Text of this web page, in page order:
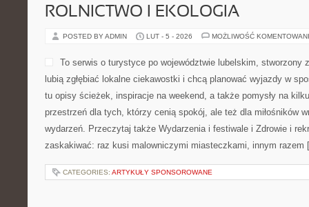
ROLNICTWO I EKOLOGIA
POSTED BY ADMIN LUT - 5 - 2026 MOŻLIWOŚĆ
To serwis o turystyce po województwie lubelskim, stworzony
lubią zgłębiać lokalne ciekawostki i chcą planować wyjazdy w
tu opisy ścieżek, inspiracje na weekend, a także pomysły na
przestrzeń dla tych, którzy cenią spokój, ale też dla miłośników
wydarzeń. Przeczytaj także Wydarzenia i festiwale i Zdrowie i
zaskakiwać: raz kusi malowniczymi miasteczkami, innym
CATEGORIES: ARTYKUŁY SPONSOROWANE